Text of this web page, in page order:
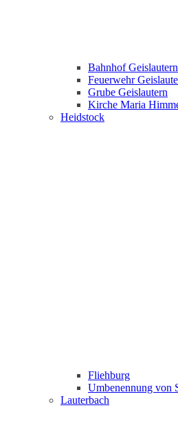
Bahnhof Geislautern
Feuerwehr
Grube Geislautern
Kirche Maria
Heidstock
Fliehburg
Umbenennung von
Lauterbach